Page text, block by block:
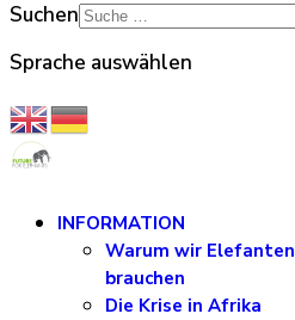
Suchen
Sprache auswählen
INFORMATION
Warum wir Elefanten
brauchen
Die Krise in Afrika